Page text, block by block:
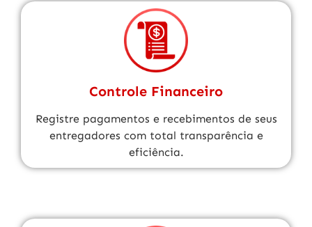
Controle Financeiro
Registre pagamentos e recebimentos de seus
entregadores com total transparência e
eficiência.